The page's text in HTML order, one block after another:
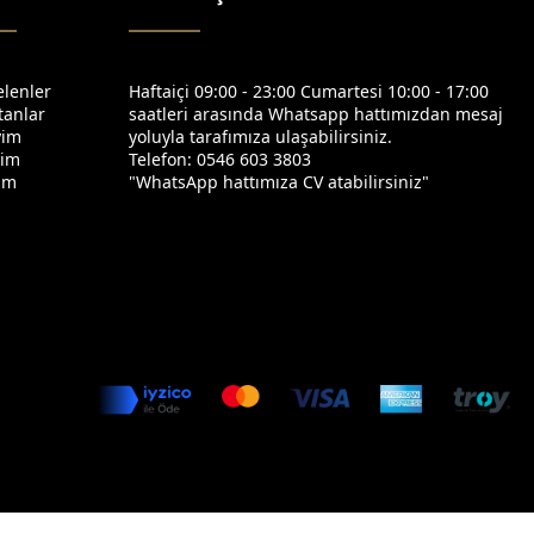
Haftaiçi 09:00 - 23:00 Cumartesi 10:00 - 17:00
saatleri arasında Whatsapp hattımızdan mesaj
yoluyla tarafımıza ulaşabilirsiniz.
Telefon: 0546 603 3803
"WhatsApp hattımıza CV atabilirsiniz"